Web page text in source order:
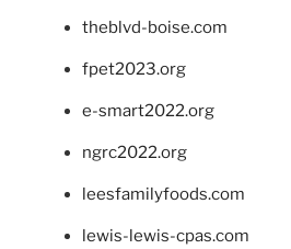
theblvd-boise.com
fpet2023.org
e-smart2022.org
ngrc2022.org
leesfamilyfoods.com
lewis-lewis-cpas.com